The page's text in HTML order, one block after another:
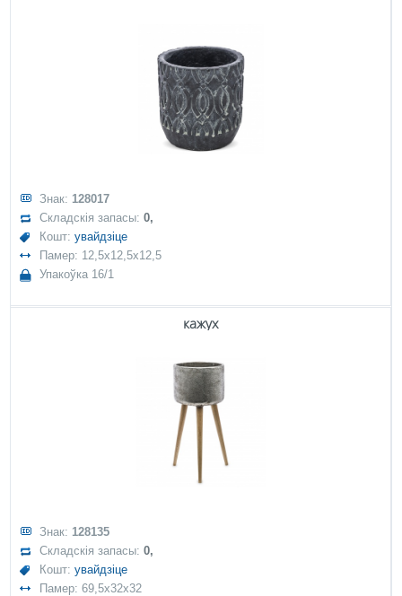
Знак: 128017
Складскія запасы:0,
Кошт:увайдзіце
Памер: 12,5x12,5x12,5
Упакоўка 16/1
кажух
Знак: 128135
Складскія запасы:0,
Кошт:увайдзіце
Памер: 69,5x32x32